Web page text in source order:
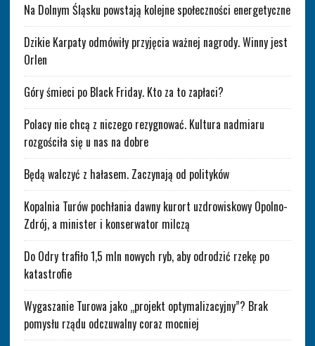
Na Dolnym Śląsku powstają kolejne społeczności energetyczne
Dzikie Karpaty odmówiły przyjęcia ważnej nagrody. Winny jest
Orlen
Góry śmieci po Black Friday. Kto za to zapłaci?
Polacy nie chcą z niczego rezygnować. Kultura nadmiaru
rozgościła się u nas na dobre
Będą walczyć z hałasem. Zaczynają od polityków
Kopalnia Turów pochłania dawny kurort uzdrowiskowy Opolno-
Zdrój, a minister i konserwator milczą
Do Odry trafiło 1,5 mln nowych ryb, aby odrodzić rzekę po
katastrofie
Wygaszanie Turowa jako „projekt optymalizacyjny”? Brak
pomysłu rządu odczuwalny coraz mocniej